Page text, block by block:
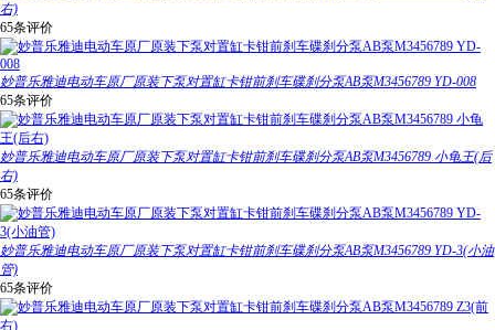
右)
65条评价
妙普乐雅迪电动车原厂原装下泵对置缸卡钳前刹车碟刹分泵AB泵M3456789 YD-008
65条评价
妙普乐雅迪电动车原厂原装下泵对置缸卡钳前刹车碟刹分泵AB泵M3456789 小龟王(后
右)
65条评价
妙普乐雅迪电动车原厂原装下泵对置缸卡钳前刹车碟刹分泵AB泵M3456789 YD-3(小油
管)
65条评价